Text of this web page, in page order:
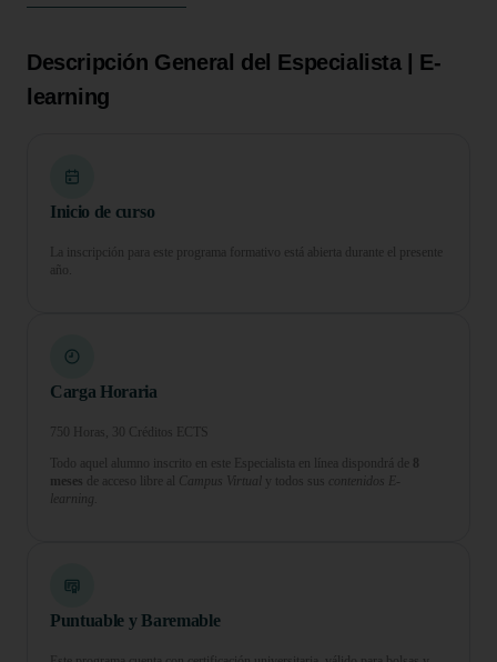
Descripción General del Especialista | E-
learning
Inicio de curso
La inscripción para este programa formativo está abierta durante el presente
año.
Carga Horaria
750 Horas, 30 Créditos ECTS
Todo aquel alumno inscrito en este Especialista en línea dispondrá de 8
meses de acceso libre al Campus Virtual y todos sus
contenidos E-
learning.
Puntuable y Baremable